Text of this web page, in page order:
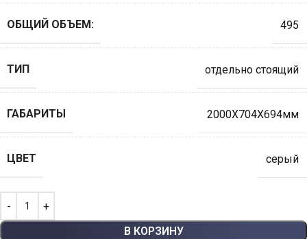
ОБЩИЙ ОБЪЕМ: 495
ТИП отдельно стоящий
ГАБАРИТЫ 2000X704X694мм
ЦВЕТ серый
В КОРЗИНУ